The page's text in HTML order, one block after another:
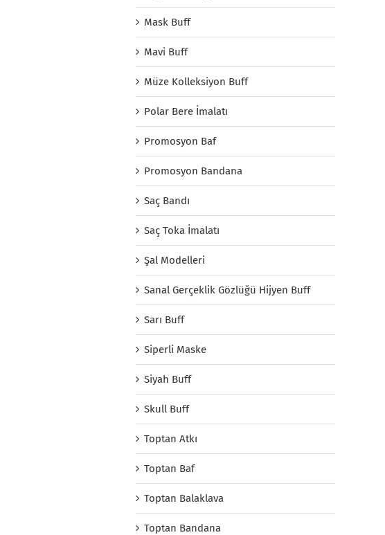
Mask Buff
Mavi Buff
Müze Kolleksiyon Buff
Polar Bere İmalatı
Promosyon Baf
Promosyon Bandana
Saç Bandı
Saç Toka İmalatı
Şal Modelleri
Sanal Gerçeklik Gözlüğü Hijyen Buff
Sarı Buff
Siperli Maske
Siyah Buff
Skull Buff
Toptan Atkı
Toptan Baf
Toptan Balaklava
Toptan Bandana